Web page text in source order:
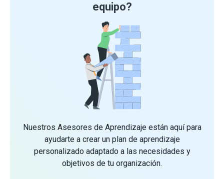
equipo?
Nuestros Asesores de Aprendizaje están aquí para
ayudarte a crear un plan de aprendizaje
personalizado adaptado a las necesidades y
objetivos de tu organización.